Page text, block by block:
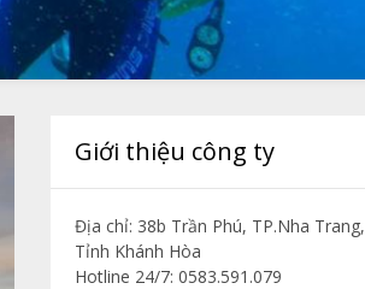
Giới thiệu công ty
Địa chỉ: 38b Trần Phú, TP.Nha Trang,
Tỉnh Khánh Hòa
Hotline 24/7: 0583.591.079